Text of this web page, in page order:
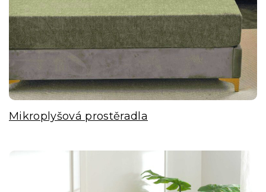
Mikroplyšová prostěradla